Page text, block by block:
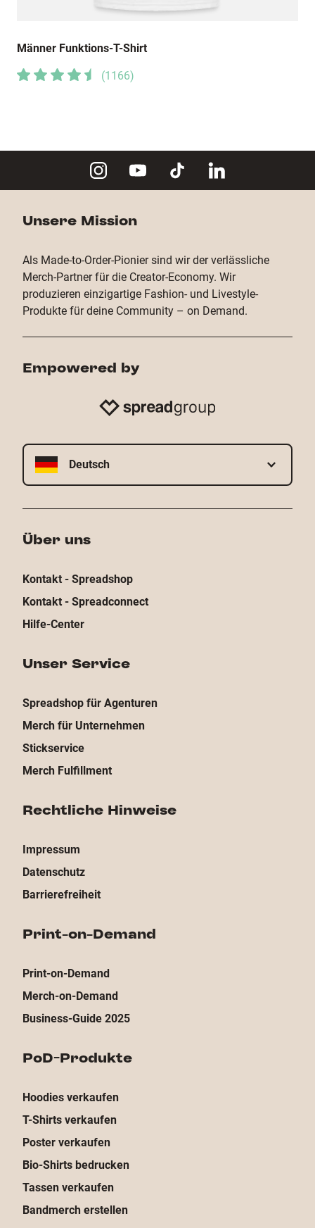
Männer Funktions-T-Shirt
(1166)
Unsere Mission
Als Made-to-Order-Pionier sind wir der verlässliche
Merch-Partner für die Creator-Economy. Wir
produzieren einzigartige Fashion- und Livestyle-
Produkte für deine Community – on Demand.
Empowered by
Deutsch
Über uns
Kontakt - Spreadshop
Kontakt - Spreadconnect
Hilfe-Center
Unser Service
Spreadshop für Agenturen
Merch für Unternehmen
Stickservice
Merch Fulfillment
Rechtliche Hinweise
Impressum
Datenschutz
Barrierefreiheit
Print-on-Demand
Print-on-Demand
Merch-on-Demand
Business-Guide 2025
PoD-Produkte
Hoodies verkaufen
T-Shirts verkaufen
Poster verkaufen
Bio-Shirts bedrucken
Tassen verkaufen
Bandmerch erstellen